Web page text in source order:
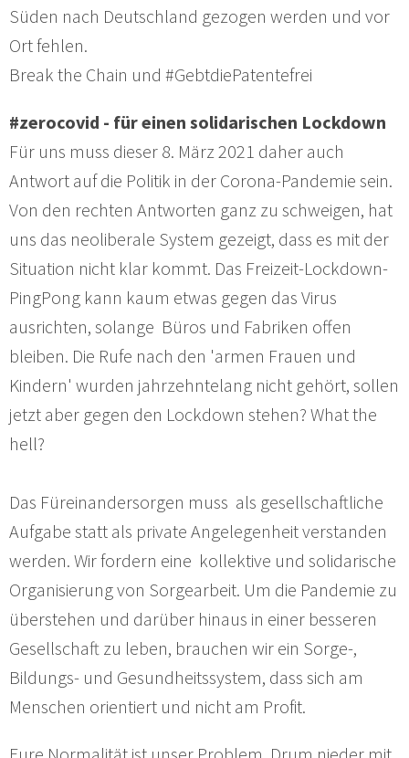
Süden nach Deutschland gezogen werden und vor
Ort fehlen.
Break the Chain und #GebtdiePatentefrei
#zerocovid - für einen solidarischen Lockdown
Für uns muss dieser 8. März 2021 daher auch
Antwort auf die Politik in der Corona-Pandemie sein.
Von den rechten Antworten ganz zu schweigen, hat
uns das neoliberale System gezeigt, dass es mit der
Situation nicht klar kommt. Das Freizeit-Lockdown-
PingPong kann kaum etwas gegen das Virus
ausrichten, solange Büros und Fabriken offen
bleiben. Die Rufe nach den 'armen Frauen und
Kindern' wurden jahrzehntelang nicht gehört, sollen
jetzt aber gegen den Lockdown stehen? What the
hell?
Das Füreinandersorgen muss als gesellschaftliche
Aufgabe statt als private Angelegenheit verstanden
werden. Wir fordern eine kollektive und solidarische
Organisierung von Sorgearbeit. Um die Pandemie zu
überstehen und darüber hinaus in einer besseren
Gesellschaft zu leben, brauchen wir ein Sorge-,
Bildungs- und Gesundheitssystem, dass sich am
Menschen orientiert und nicht am Profit.